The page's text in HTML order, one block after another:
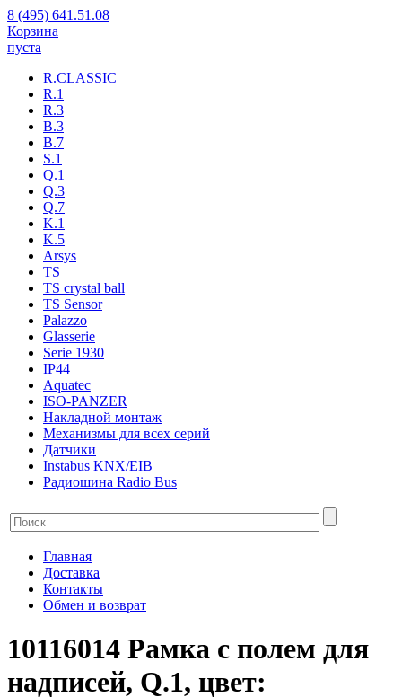
8 (495) 641.51.08
Корзина
пуста
R.CLASSIC
R.1
R.3
B.3
B.7
S.1
Q.1
Q.3
Q.7
K.1
K.5
Arsys
TS
TS crystal ball
TS Sensor
Palazzo
Glasserie
Serie 1930
IP44
Aquatec
ISO-PANZER
Накладной монтаж
Механизмы для всех серий
Датчики
Instabus KNX/EIB
Радиошина Radio Bus
Главная
Доставка
Контакты
Обмен и возврат
10116014 Рамкa с полем для
надписей, Q.1, цвет: